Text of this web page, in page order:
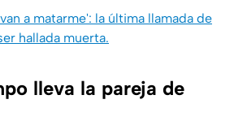
a matarme': la última llamada de
hallada muerta.
lleva la pareja de